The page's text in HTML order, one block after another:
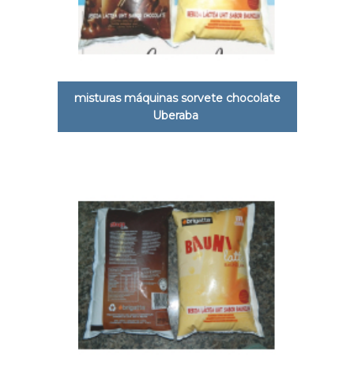
misturas máquinas sorvete chocolate
Uberaba